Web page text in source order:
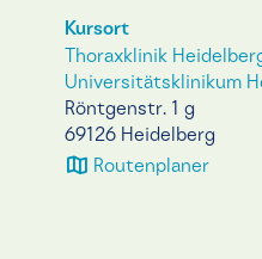
Kursort
Thoraxklinik
Universitätsklinikum
Röntgenstr. 1 g
69126 Heidelberg
Routenplaner